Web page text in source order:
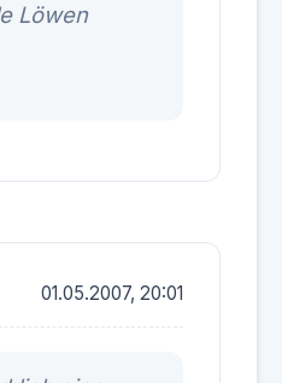
Löwen
01.05.2007, 20:01